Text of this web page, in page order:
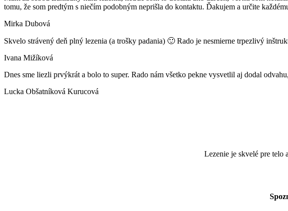
tomu, že som predtým s niečím podobným neprišla do kontaktu. Ďakujem a určite
Mirka Dubová
Skvelo strávený deň plný lezenia (a trošky padania) 🙂 Rado je nesmierne trpezlivý
Ivana Mižíková
Dnes sme liezli prvýkrát a bolo to super. Rado nám všetko pekne vysvetlil aj dodal
Lucka Obšatníková Kurucová
Lezenie je skvelé pre